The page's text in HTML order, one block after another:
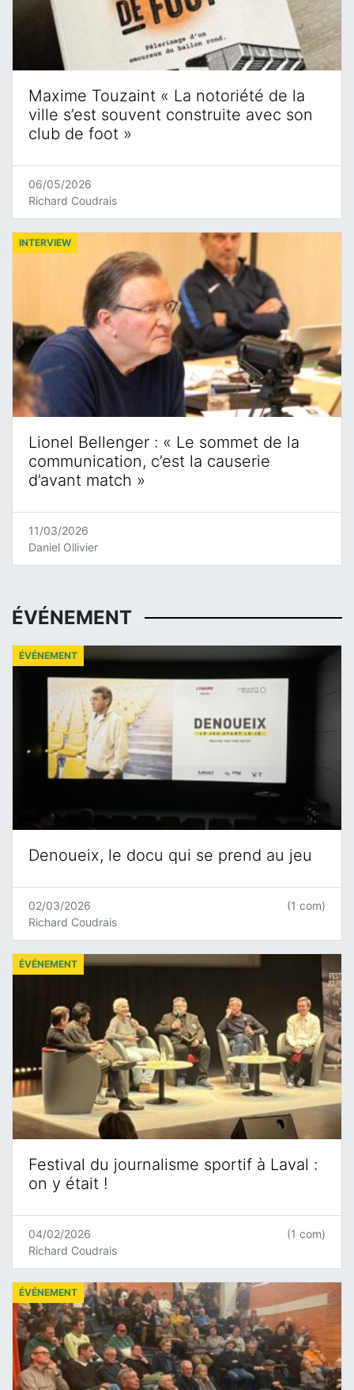
Maxime Touzaint « La notoriété de la
ville s’est souvent construite avec son
club de foot »
06/05/2026
Richard Coudrais
Lionel Bellenger : « Le sommet de la
communication, c’est la causerie
d’avant match »
INTERVIEW
11/03/2026
Daniel Ollivier
ÉVÉNEMENT
Denoueix, le docu qui se prend au jeu
ÉVÉNEMENT
02/03/2026
Richard Coudrais
(1 com)
Festival du journalisme sportif à Laval :
on y était !
ÉVÉNEMENT
04/02/2026
Richard Coudrais
(1 com)
ÉVÉNEMENT